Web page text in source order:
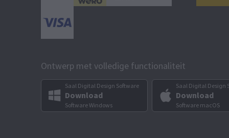
Ontwerp met volledige functionaliteit
Saal Digital Design Software
Download
Software Windows
Saal Digital Design
Download
Software macOS